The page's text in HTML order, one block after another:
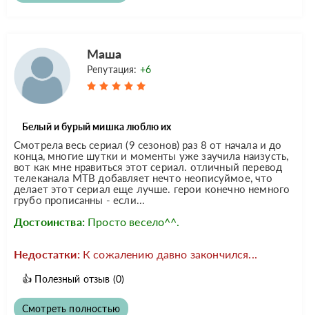
Маша
Репутация: +6
Белый и бурый мишка люблю их
Смотрела весь сериал (9 сезонов) раз 8 от начала и до
конца, многие шутки и моменты уже заучила наизусть,
вот как мне нравиться этот сериал. отличный перевод
телеканала МТВ добавляет нечто неописуймое, что
делает этот сериал еще лучше. герои конечно немного
грубо прописанны - если...
Достоинства: Просто весело^^.
Недостатки: К сожалению давно закончился...
👍 Полезный отзыв (0)
Смотреть полностью